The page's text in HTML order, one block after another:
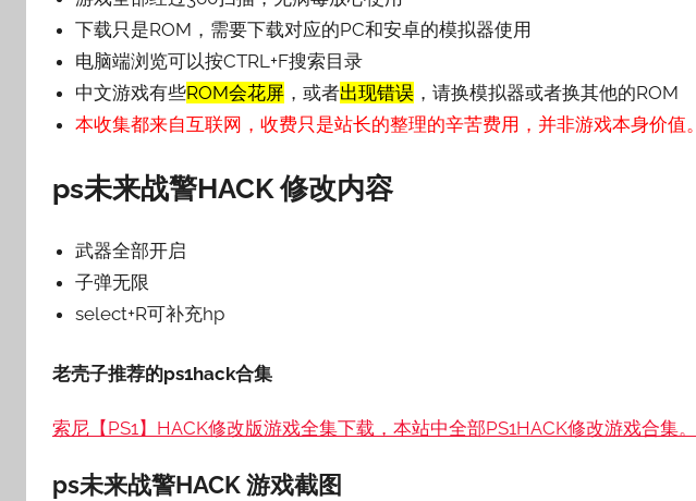
下载只是ROM，需要下载对应的PC和安卓的模拟器使用
电脑端浏览可以按CTRL+F搜索目录
中文游戏有些ROM会花屏 ，或者出现错误 ，请换模拟器或者换其他的ROM
本收集都来自互联网，收费只是站长的整理的辛苦费用，并非游戏本身价值。
ps未来战警HACK 修改内容
武器全部开启
子弹无限
select+R可补充hp
老壳子推荐的ps1hack合集
索尼【PS1】HACK修改版游戏全集下载，本站中全部PS1HACK修改游戏合集。
ps未来战警HACK 游戏截图